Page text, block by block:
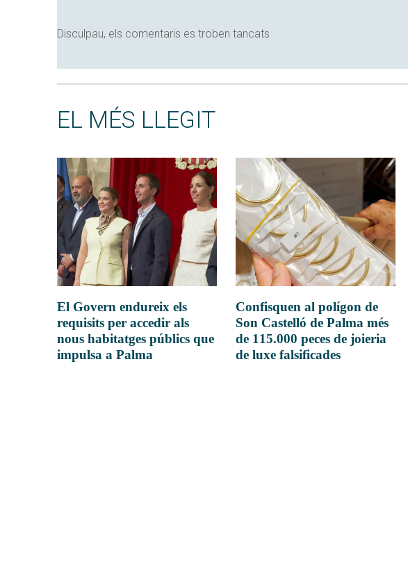
Disculpau, els comentaris es troben tancats
EL MÉS LLEGIT
El Govern endureix els
requisits per accedir als
nous habitatges públics que
impulsa a Palma
Confisquen al polígon de
Son Castelló de Palma més
de 115.000 peces de joieria
de luxe falsificades